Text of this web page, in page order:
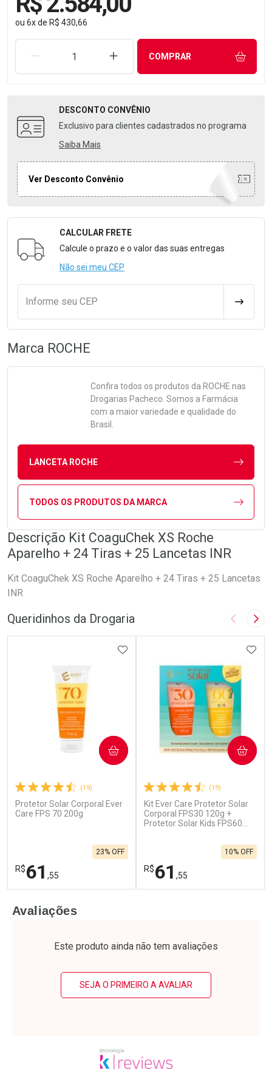
ou 6xde R$ 430,66
REMOVER UMA UNIDADEAUMENTAR UMA UNIDADE
COMPRAR
DESCONTO CONVÊNIO
Exclusivo para clientes cadastrados no programa
Saiba Mais
Ver Desconto Convênio
Formulário para Calcular o Frete
CALCULAR FRETE
Calcule o prazo e o valor das suas entregas
Não sei meu CEP
Informe seu CEP
Marca ROCHE
Confira todos os produtos da ROCHE nas
Drogarias Pacheco. Somos a Farmácia
com a maior variedade e qualidade do
Brasil.
LANCETA ROCHE
TODOS OS PRODUTOS DA MARCA
Descrição Kit CoaguChek XS Roche
Aparelho + 24 Tiras + 25 Lancetas INR
Kit CoaguChek XS Roche Aparelho + 24 Tiras + 25 Lancetas
INR
Queridinhos da Drogaria Imagem
(19)
Protetor Solar Corporal Ever
Care FPS 70 200g
R$61 ,55
23% OFF
ADICIONAR AOS FAVORITOS
COMPRAR
Laboratório
Por Menos
(19)
Kit Ever Care Protetor Solar
Corporal FPS30 120g +
Protetor Solar Kids FPS60
R$61 ,55
10% OFF
COMPRAR
Laboratório
Por Menos
Avaliações
Este produto ainda não tem avaliações
SEJA O PRIMEIRO A AVALIAR